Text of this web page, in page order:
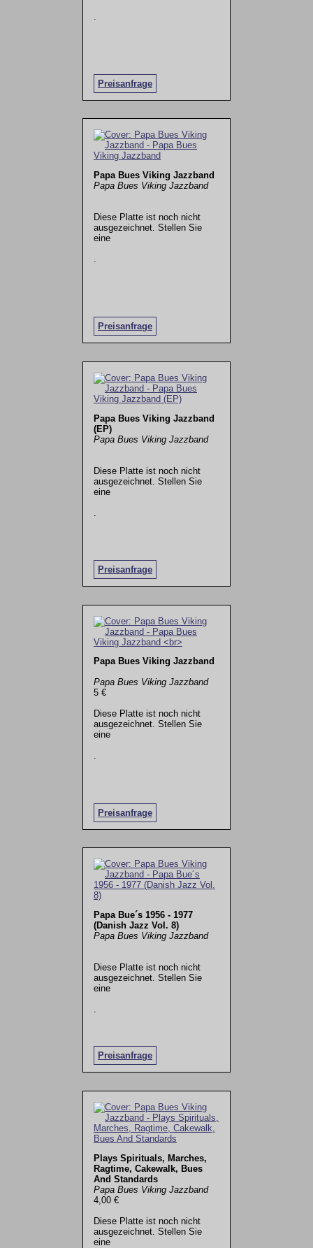
Preisanfrage
Papa Bues Viking Jazzband
Papa Bues Viking Jazzband
Diese Platte ist noch nicht
ausgezeichnet. Stellen Sie
eine
Preisanfrage
.
Papa Bues Viking Jazzband
(EP)
Papa Bues Viking Jazzband
Diese Platte ist noch nicht
ausgezeichnet. Stellen Sie
eine
Preisanfrage
Papa Bues Viking Jazzband
Papa Bues Viking Jazzband
5 €
Diese Platte ist noch nicht
ausgezeichnet. Stellen Sie
eine
Preisanfrage
.
Papa Bue´s 1956 - 1977
(Danish Jazz Vol. 8)
Papa Bues Viking Jazzband
Diese Platte ist noch nicht
ausgezeichnet. Stellen Sie
eine
Preisanfrage
.
Plays Spirituals, Marches,
Ragtime, Cakewalk, Bues
And Standards
Papa Bues Viking Jazzband
4,00 €
Diese Platte ist noch nicht
ausgezeichnet. Stellen Sie
eine